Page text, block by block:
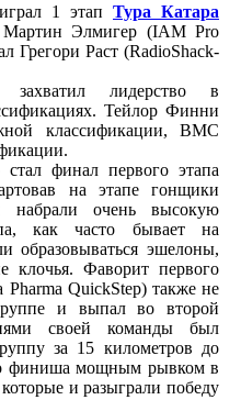
1 этап Тура Катара
Элмигер (IAM Pro
Грегори Раст (RadioShack-
захватил лидерство в
Тейлор Финни
классификации, BMC
финал первого этапа
на этапе гонщики
набрали очень высокую
как часто бывает на
образовываться эшелоны,
клочья. Фаворит первого
QuickStep) также не
и выпал во второй
своей команды был
за 15 километров до
финиша мощным рывком в
и разыграли победу